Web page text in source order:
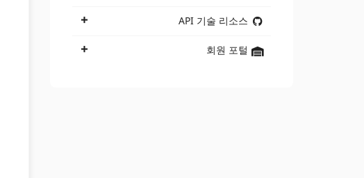
API 기술 리소스
회원 포털